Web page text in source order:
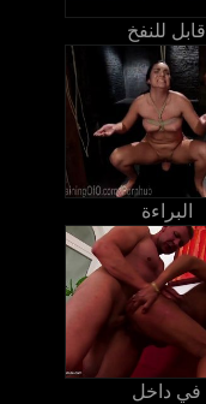
قابل للنفخ
البراءة
في داخل